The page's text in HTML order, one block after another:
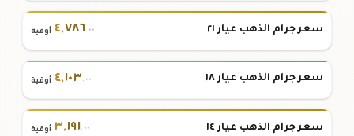
سعر جرام الذهب عيار ٢١ ٤,٧٨٦.٠٠ أوقية
سعر جرام الذهب عيار ١٨ ٤,١٠٣.٠٠ أوقية
سعر جرام الذهب عيار ١٤ ٣,١٩١.٠٠ أوقية